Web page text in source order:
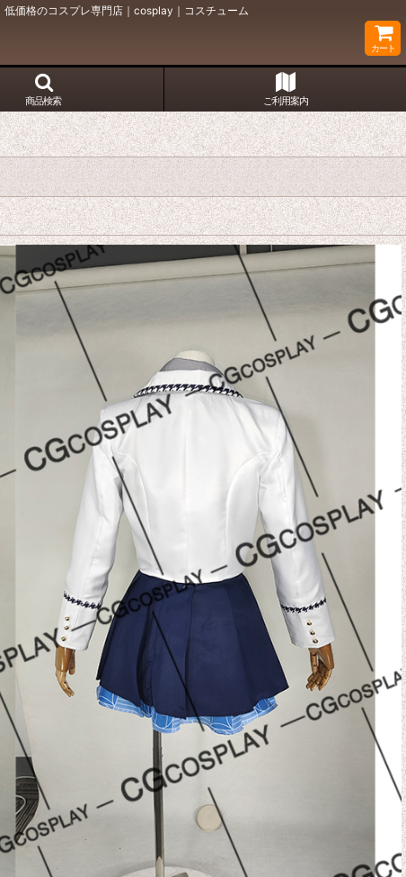
価格のコスプレ専門店｜cosplay｜コスチューム
カート
商品検索 ご利用案内